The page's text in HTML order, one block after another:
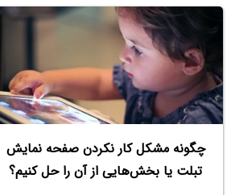
چگونه مشکل کار نکردن صفحه نمایش
تبلت یا بخش‌هایی از آن را حل کنیم؟